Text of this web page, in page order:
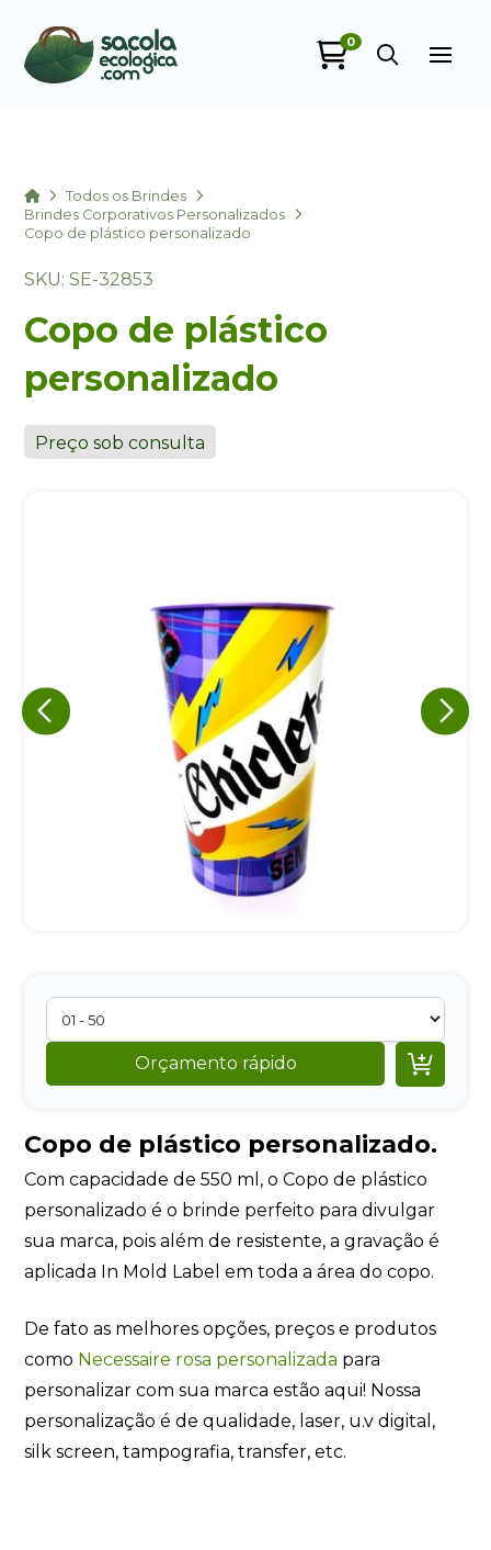
0
HomeTodos os Brindes
Brindes Corporativos Personalizados
Copo de plástico personalizado
SKU: SE-32853
Copo de plástico
personalizado
Preço sob consulta
Orçamento rápido 
Copo de plástico personalizado.
Com capacidade de 550 ml, o Copo de plástico
personalizado é o brinde perfeito para divulgar
sua marca, pois além de resistente, a gravação é
aplicada In Mold Label em toda a área do copo.
De fato as melhores opções, preços e produtos
como Necessaire rosa personalizada para
personalizar com sua marca estão aqui! Nossa
personalização é de qualidade, laser, u.v digital,
silk screen, tampografia, transfer, etc.
A nossa empresa está comprometida a proteger e respeitar
sua privacidade, utilizaremos seus dados apenas para fins
de marketing. Você pode alterar suas preferências a
qualquer momento.
Iniciar conversa